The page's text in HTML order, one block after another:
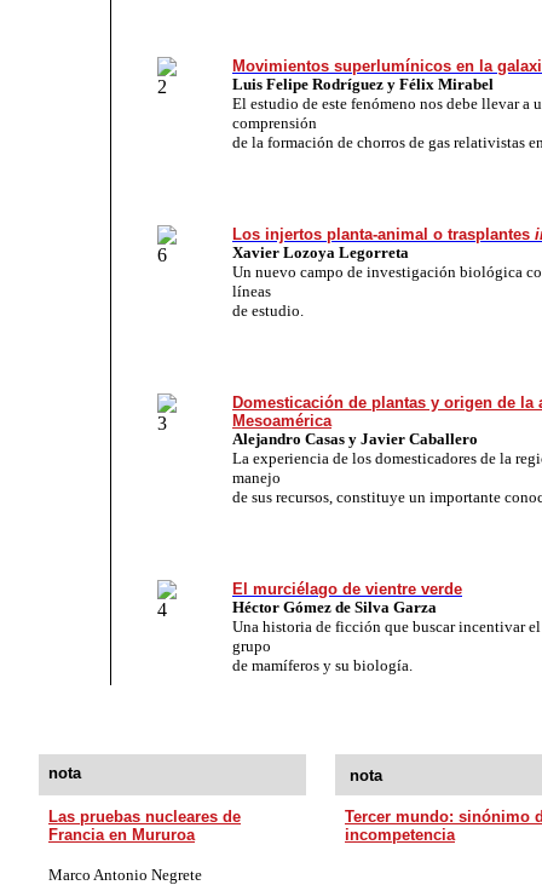
Movimientos superlumínicos en la
Luis Felipe Rodríguez y Félix Mirabel
El estudio de este fenómeno nos debe llevar a
comprensión
de la formación de chorros de gas relativistas
Los injertos planta-animal o trasplantes
Xavier Lozoya Legorreta
Un nuevo campo de investigación biológica
líneas
de estudio.
Domesticación de plantas y origen de la
Mesoamérica
Alejandro Casas y Javier Caballero
La experiencia de los domesticadores de la
manejo
de sus recursos, constituye un importante
El murciélago de vientre verde
Héctor Gómez de Silva Garza
Una historia de ficción que buscar incentivar el
grupo
de mamíferos y su biología.
nota nota
Las pruebas nucleares de
Francia en Mururoa
Tercer mundo: sinónimo
incompetencia
Marco Antonio Negrete